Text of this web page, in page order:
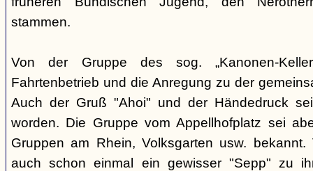
stammen.
Von der Gruppe des sog. „Kanonen-
Fahrtenbetrieb und die Anregung zu der
Auch der Gruß "Ahoi" und der Händedruck
worden. Die Gruppe vom Appellhofplatz sei
Gruppen am Rhein, Volksgarten usw.
auch schon einmal ein gewisser "Sepp" zu